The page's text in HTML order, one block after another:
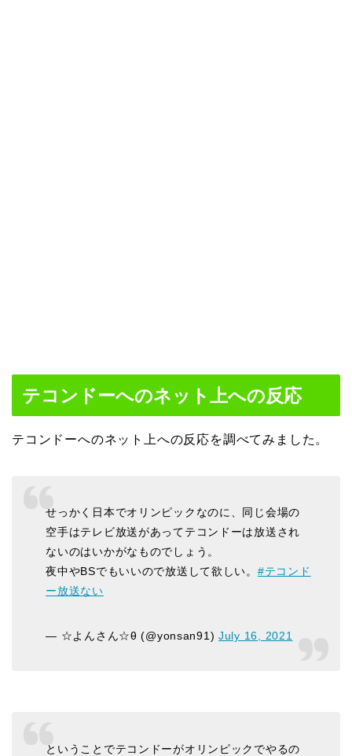
テコンドーへのネット上への反応
テコンドーへのネット上への反応を調べてみました。
せっかく日本でオリンピックなのに、同じ会場の
空手はテレビ放送があってテコンドーは放送され
ないのはいかがなものでしょう。
夜中やBSでもいいので放送して欲しい。 #テコンド
ー放送ない
— ☆よんさん☆θ (@yonsan91)July 16, 2021
ということでテコンドーがオリンピックでやるの